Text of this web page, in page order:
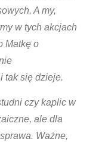
A my,
w tych akcjach
Matkę o
tak się dzieje.
czy kaplic w
ale dla
Ważne,